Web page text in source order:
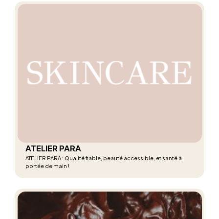
ATELIER PARA
ATELIER PARA : Qualité fiable, beauté accessible, et santé à
portée de main !